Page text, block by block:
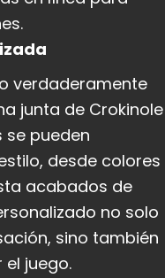
verdaderamente
junta de Crokinole
se pueden
desde colores
acabados de
no solo
sino también
juego.